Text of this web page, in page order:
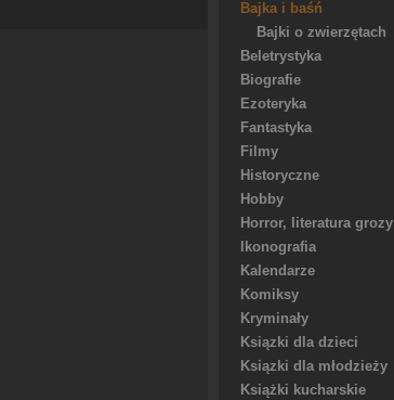
Bajka i baśń
Bajki o zwierzętach
Beletrystyka
Biografie
Ezoteryka
Fantastyka
Filmy
Historyczne
Hobby
Horror, literatura grozy
Ikonografia
Kalendarze
Komiksy
Kryminały
Ksiązki dla dzieci
Ksiązki dla młodzieży
Książki kucharskie